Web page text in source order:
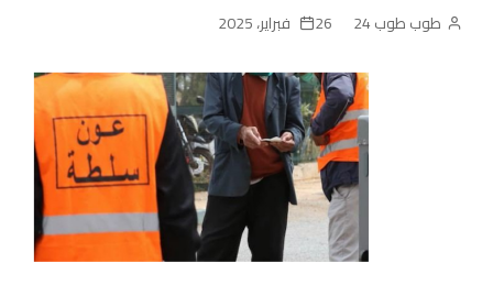
طوب طوب 24 26 فبراير، 2025